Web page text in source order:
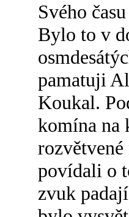
Svého
Bylo to v
pamatuji
Koukal.
komína na
povídali o
zvuk